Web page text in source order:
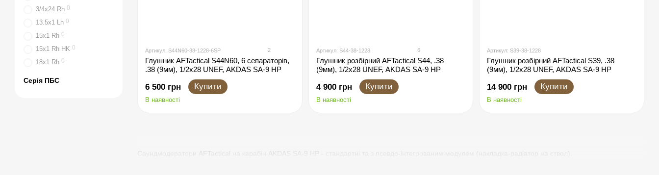
Саундмодератори AFTactical на карабін AKDAS SA-9 HP - стандартні та з псевдо-інтегрованим модулем (накладка-радіатор на ствол).
Артикул: S44N60-38-1228-6SP 2
Глушник AFTactical S44N60, 6 сепараторів,
.38 (9мм), 1/2x28 UNEF, AKDAS SA-9 HP
6 500 грн Купити
В наявності
Артикул: S44-38-1228 6
Глушник розбірний AFTactical S44, .38
(9мм), 1/2x28 UNEF, AKDAS SA-9 HP
4 900 грн Купити
В наявності
Артикул: S39-38-1228
Глушник розбірний AFTactical S39, .38
(9мм), 1/2x28 UNEF, AKDAS SA-9 HP
14 900 грн Купити
В наявності
3/4x24 Rh 0
13.5x1 Lh 0
15x1 Rh 0
15x1 Rh HK 0
18x1 Rh 0
Серія ПБС